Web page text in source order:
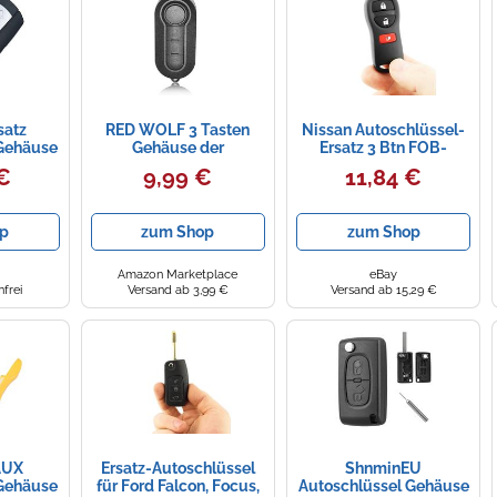
für
E90
RED WOLF 3 Tasten
Gehäuse der
Fernbedienung
Schlüsselgehäuse für
Jumper FIAT 500
Ducato Doblo
Autoschlüssel
9,99 €
zum Shop
Amazon Marketplace
Versand ab 3,99 €
Nissan Autoschlüssel-
Ersatz 3 Btn FOB-
Gehäuse AONI-CB09,
RPKNI-KS04 Tiida,...
11,84 €
zum Shop
eBay
Versand ab 15,29 €
Ersatz-Autoschlüssel
für Ford Falcon, Focus,
ShnminEU
Autoschlüssel Gehäuse